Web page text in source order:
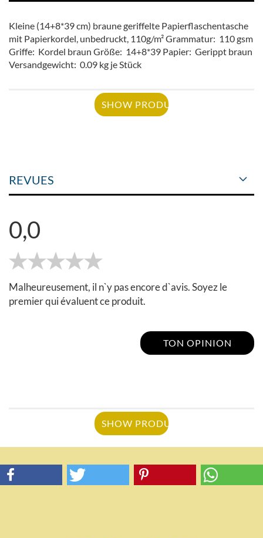
Kleine (14+8*39 cm) braune geriffelte Papierflaschentasche
mit Papierkordel, unbedruckt, 110g/m² Grammatur: 110 gsm
Griffe: Kordel braun Größe: 14+8*39 Papier: Gerippt braun
Versandgewicht: 0.09 kg je Stück
SHOW PRODUCT
REVUES
0,0
Malheureusement, il n`y pas encore d`avis. Soyez le
premier qui évaluent ce produit.
TON OPINION
SHOW PRODUCT